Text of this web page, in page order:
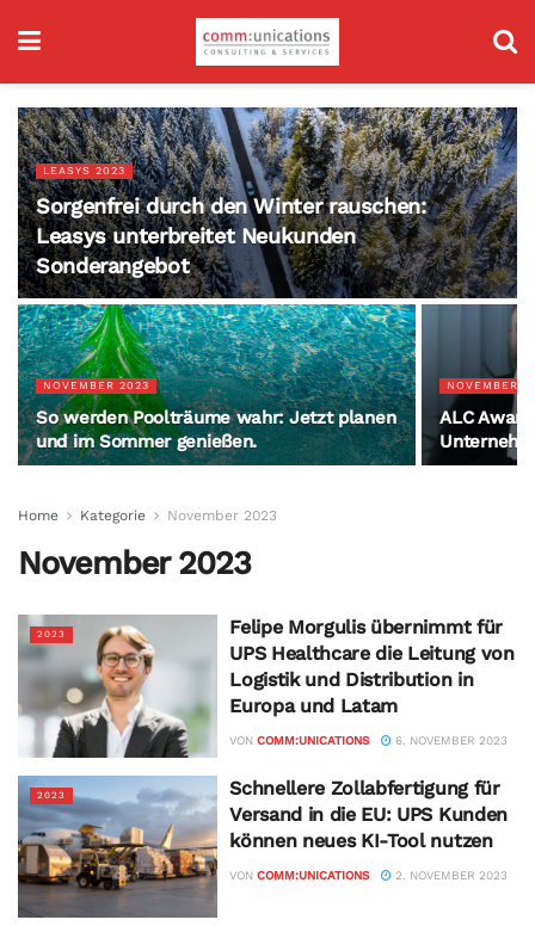
LEASYS 2023
Sorgenfrei durch den Winter rauschen:
Leasys unterbreitet Neukunden
Sonderangebot
NOVEMBER 2023
So werden Poolträume wahr: Jetzt planen
und im Sommer genießen.
NOVEMBER
ALC
Home Kategorie November 2023
November 2023
2023
Felipe Morgulis übernimmt für
UPS Healthcare die Leitung von
Logistik und Distribution in
Europa und Latam
VON COMM:UNICATIONS 6. NOVEMBER 2023
2023
Schnellere Zollabfertigung für
Versand in die EU: UPS Kunden
können neues KI-Tool nutzen
VON COMM:UNICATIONS 2. NOVEMBER 2023